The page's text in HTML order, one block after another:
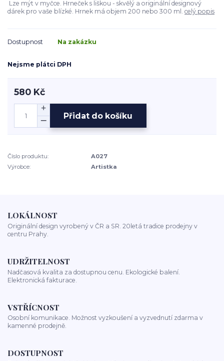
Lze mýt v myčce. Hrneček s liškou - skvělý a originální designový
dárek pro vaše blízké. Hrnek má objem 200 nebo 300 ml. celý popis
Dostupnost Na zakázku
Nejsme plátci DPH
580 Kč
Přidat do košíku
Číslo produktu:
A027
Výrobce:
Artistka
LOKÁLNOST
Originální design vyrobený v ČR a SR. 20letá tradice prodejny v
centru Prahy.
UDRŽITELNOST
Nadčasová kvalita za dostupnou cenu. Ekologické balení.
Elektronická fakturace.
VSTŘÍCNOST
Osobní komunikace. Možnost vyzkoušení a vyzvednutí zdarma v
kamenné prodejně.
DOSTUPNOST